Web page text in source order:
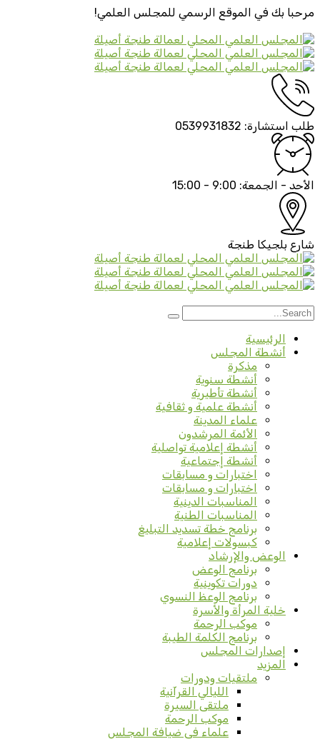
مرحبا بك في الموقع الرسمي للمجلس العلمي!
طلب استشارة: 0539931832
الأحد - الجمعة: 9:00 - 15:00
شارع بلجيكا طنجة
الرئيسية
أنشطة المجلس
مذكرة
أنشطة سنوية
أنشطة تأطيرية
أنشطة علمية و ثقافية
علماء المدينة
الأئمة المرشدون
أنشطة إعلامية تواصلية
أنشطة إجتماعية
اختبارات و مسابقات
اختبارات و مسابقات
المناسبات الدينية
المناسبات الطنية
برنامج خطة تسديد التبليغ
كبسولات إعلامية
الوعض والإرشاد
برنامج الوعض
دورات تكوينية
برنامج الوعظ النسوي
خلية المرأة والأسرة
موكب الرحمة
برنامج الكلمة الطيبة
إصدارات المجلس
المزيد
ملتقيات ودورات
الليالي القرآنية
ملتقى السيرة
موكب الرحمة
علماء في ضيافة المجلس